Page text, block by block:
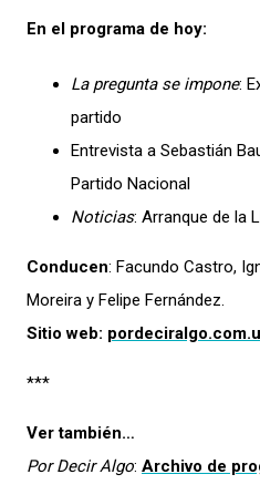
En el programa de hoy:
La pregunta se impone:
partido
Entrevista a Sebastián
Partido Nacional
Noticias: Arranque de la
Conducen: Facundo Castro,
Moreira y Felipe Fernández.
Sitio web:
***
Ver también…
Por Decir Algo: Archivo de